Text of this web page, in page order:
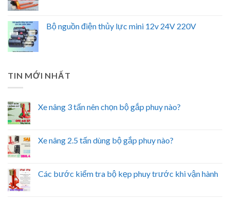
Bộ nguồn điện thủy lực mini 12v 24V 220V
TIN MỚI NHẤT
Xe nâng 3 tấn nên chọn bộ gắp phuy nào?
Xe nâng 2.5 tấn dùng bộ gắp phuy nào?
Các bước kiểm tra bộ kẹp phuy trước khi vận hành